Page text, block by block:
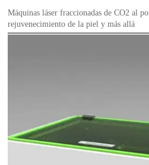
Máquinas láser fraccionadas de CO2 al
rejuvenecimiento de la piel y más allá